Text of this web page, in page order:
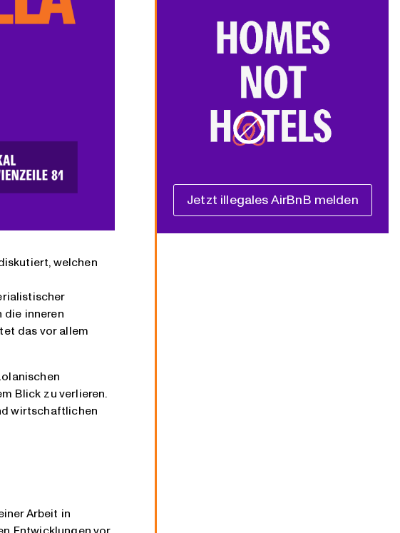
welchen
die inneren
das vor allem
Blick zu verlieren.
wirtschaftlichen
Arbeit in
Entwicklungen vor
Jetzt illegales AirBnB melden